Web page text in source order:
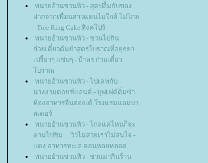
ทนายอ้วนชวนหิว - สุดปลื้มกับของ
ฝากจากเพื่อนสาวแดนไม่ใกล้ ไม่ไกล
- Tree Ring Cake สิงคโปร์
ทนายอ้วนชวนหิว - ชวนไปกิน
ก๋วยเตี๋ยวต้มยำสูตรโบราณที่อยุธยา ..
เปรี้ยวๆ แซ่บๆ - ป้าพร ก๋วยเตี๋ยว
บราณ
ทนายอ้วนชวนหิว - ไปเดทกับ
นางงามดอยช์แลนด์ - บุฟเฟต์ติ่มซำ
ห้องอาหารจีนฮ่องเต้ โรงแรมแอมบา
สเดอร์
ทนายอ้วนชวนหิว - ไกลแค่ไหนก็จะ
ตามไปชิม ... วิวไม่สวยเราไม่สนใจ -
ดง อาหารทะเล ดอนหอยหลอด
ทนายอ้วนชวนหิว - ชวนมากินร้าน